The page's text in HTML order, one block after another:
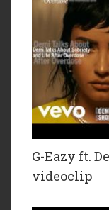
G-Eazy ft.
videoclip